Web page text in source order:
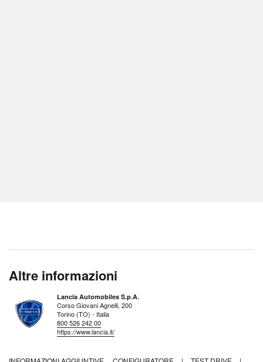
Altre informazioni
Lancia Automobiles S.p.A.
Corso Giovani Agnelli, 200
Torino (TO) - Italia
800 526 242 00
https://www.lancia.it/